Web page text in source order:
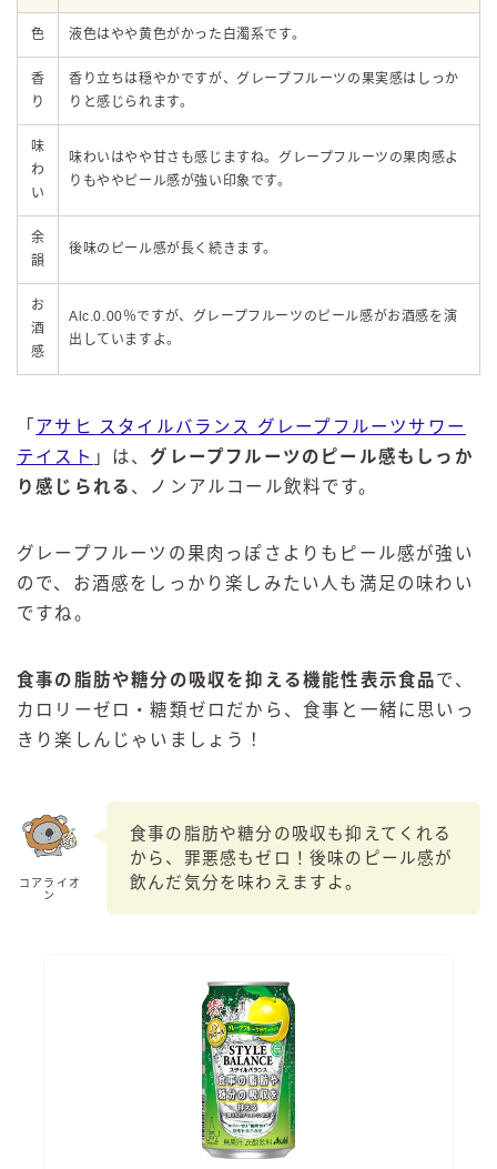
色 液色はやや黄色がかった白濁系です。
香
り
香り立ちは穏やかですが、グレープフルーツの果実感はしっか
りと感じられます。
味
わ
い
味わいはやや甘さも感じますね。グレープフルーツの果肉感よ
りもややピール感が強い印象です。
余
韻
後味のピール感が長く続きます。
お
酒
感
Alc.0.00％ですが、グレープフルーツのピール感がお酒感を演
出していますよ。
「 アサヒ スタイルバランス グレープフルーツサワー
テイスト 」は、グレープフルーツのピール感もしっか
り感じられる 、ノンアルコール飲料です。
グレープフルーツの果肉っぽさよりもピール感が強い
ので、お酒感をしっかり楽しみたい人も満足の味わい
ですね。
食事の脂肪や糖分の吸収を抑える機能性表示食品で、
カロリーゼロ・糖類ゼロだから、食事と一緒に思いっ
きり楽しんじゃいましょう！
コアライオ
ン
食事の脂肪や糖分の吸収も抑えてくれる
から、罪悪感もゼロ！後味のピール感が
飲んだ気分を味わえますよ。